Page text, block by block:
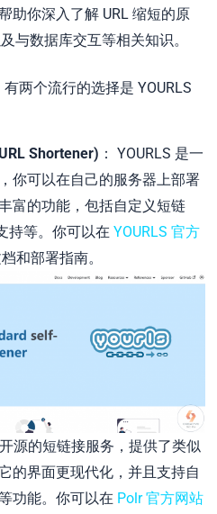
助你深入了解 URL 缩短的原
与数据库交互等相关知识。
两个流行的选择是 YOURLS
Shortener) ： YOURLS 是一
你可以在自己的服务器上部署
富的功能，包括自定义短链
持等。你可以在YOURLS 官方
和部署指南。
源的短链接服务，提供了类似
的界面更现代化，并且支持自
功能。你可以在 Polr 官方网站